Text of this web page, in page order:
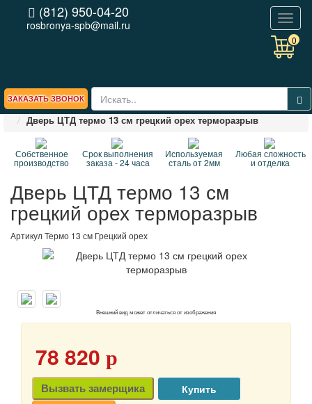
ЗАКАЗАТЬ ЗВОНОК
0
(812) 950-04-20
rosbronya-spb@mail.ru
Главная БРЕНДЫ
Входные двери ЦТД
Дверь ЦТД термо 13 см грецкий орех терморазрыв
Собственное
производство
Срок выполнения
заказа - 24 часа
Используемая
сталь от 2мм
Любая сложность
и отделка
Дверь ЦТД термо 13 см
грецкий орех терморазрыв
АртикулТермо 13 см Грецкий орех
Внешний вид может отличаться от изображения
78 820 p
Вызвать замерщика